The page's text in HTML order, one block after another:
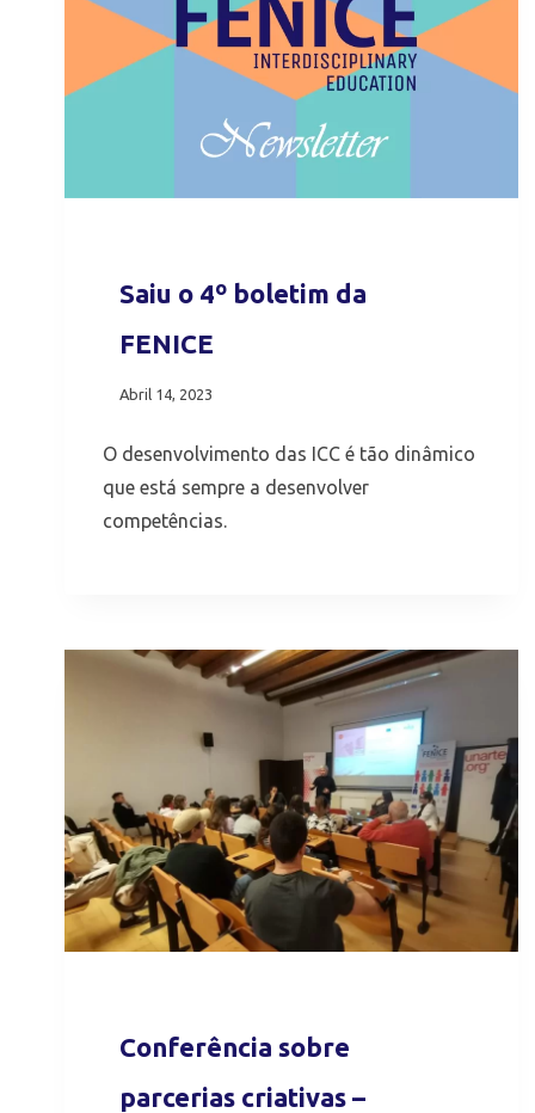
Saiu o 4º boletim da
FENICE
Abril 14, 2023
O desenvolvimento das ICC é tão dinâmico
que está sempre a desenvolver
competências.
Conferência sobre
parcerias criativas –